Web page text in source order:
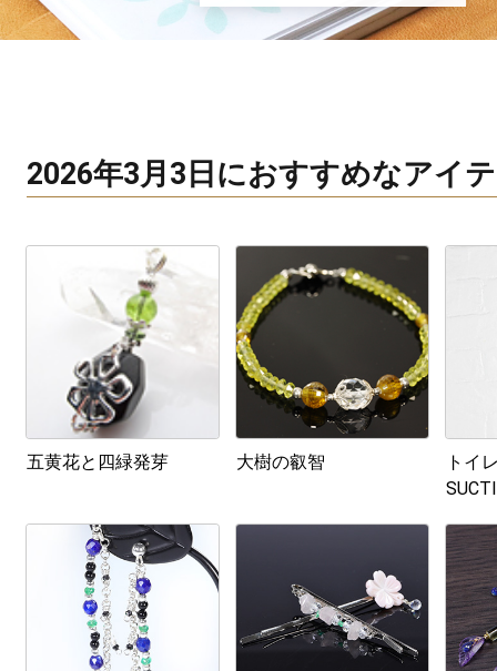
2026年3月3日におすすめなアイ
五黄花と四緑発芽 大樹の叡智 トイ